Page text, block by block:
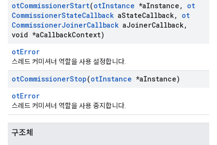
otCommissionerStart(otInstance *aInstance ,
ot
CommissionerStateCallback aStateCallback,
ot
CommissionerJoinerCallback aJoinerCallback,
void *aCallbackContext)
otError
스레드 커미셔너 역할을 사용 설정합니다.
otCommissionerStop(otInstance *aInstance)
otError
스레드 커미셔너 역할을 사용 중지합니다.
구조체